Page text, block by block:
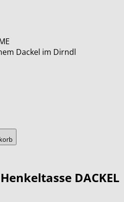
Dackel im Dirndl
Henkeltasse DACKEL